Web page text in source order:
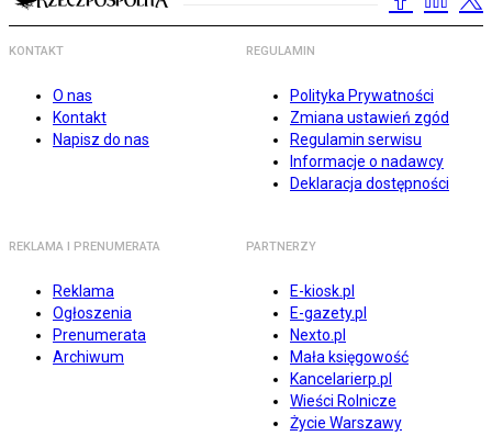
KONTAKT
O nas
Kontakt
Napisz do nas
REGULAMIN
Polityka Prywatności
Zmiana ustawień zgód
Regulamin serwisu
Informacje o nadawcy
Deklaracja dostępności
REKLAMA I PRENUMERATA
Reklama
Ogłoszenia
Prenumerata
Archiwum
PARTNERZY
E-kiosk.pl
E-gazety.pl
Nexto.pl
Mała księgowość
Kancelarierp.pl
Wieści Rolnicze
Życie Warszawy